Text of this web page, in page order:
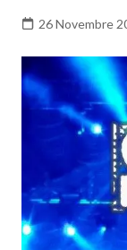
26 Novembre